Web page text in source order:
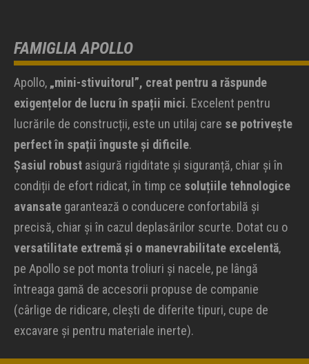
FAMIGLIA APOLLO
Apollo, „mini-stivuitorul”, creat pentru a răspunde
exigențelor de lucru în spații mici. Excelent pentru
lucrările de construcții, este un utilaj care se potrivește
perfect în spații înguste și dificile.
Șasiul robust asigură rigiditate și siguranță, chiar și în
condiții de efort ridicat, în timp ce soluțiile tehnologice
avansate garantează o conducere confortabilă și
precisă, chiar și în cazul deplasărilor scurte. Dotat cu o
versatilitate extremă și o manevrabilitate excelentă,
pe Apollo se pot monta troliuri și nacele, pe lângă
întreaga gamă de accesorii propuse de companie
(cârlige de ridicare, clești de diferite tipuri, cupe de
excavare și pentru materiale inerte).